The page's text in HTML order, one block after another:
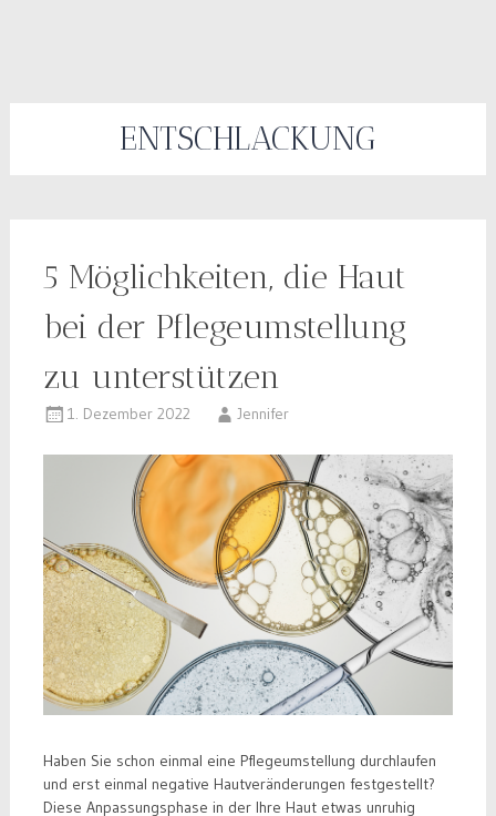
ENTSCHLACKUNG
5 Möglichkeiten, die Haut
bei der Pflegeumstellung
zu unterstützen
1. Dezember 2022 Jennifer
Haben Sie schon einmal eine Pflegeumstellung durchlaufen
und erst einmal negative Hautveränderungen festgestellt?
Diese Anpassungsphase in der Ihre Haut etwas unruhig